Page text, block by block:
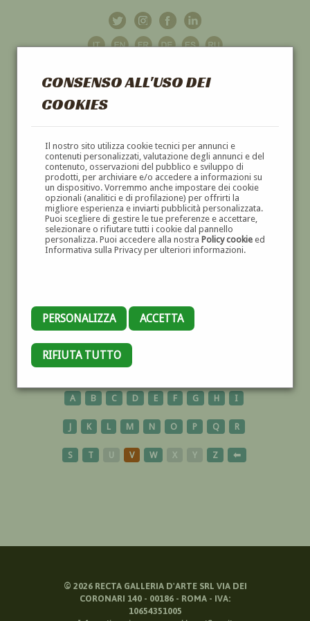
CONSENSO ALL'USO DEI
COOKIES
Il nostro sito utilizza cookie tecnici per annunci e
contenuti personalizzati, valutazione degli annunci e del
contenuto, osservazioni del pubblico e sviluppo di
prodotti, per archiviare e/o accedere a informazioni su
un dispositivo. Vorremmo anche impostare dei cookie
opzionali (analitici e di profilazione) per offrirti la
migliore esperienza e inviarti pubblicità personalizzata.
Puoi scegliere di gestire le tue preferenze e accettare,
selezionare o rifiutare tutti i cookie dal pannello
personalizza. Puoi accedere alla nostra Policy cookieed
Informativa sulla Privacy per ulteriori informazioni.
PERSONALIZZA ACCETTA
RIFIUTA TUTTO
GALLERIAD'ARTE
DIPINTI E SCULTURE '800 E '900
GIOCO
A B C D E F G H I
J K L M N O P Q R
S T U V W X Y Z ⬅
© 2026RECTA GALLERIA D'ARTE SRL VIA DEI
CORONARI 140 - 00186 - ROMA - IVA:
10654351005